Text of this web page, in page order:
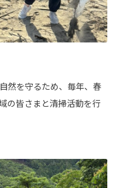
然を守るため、毎年、春
の皆さまと清掃活動を行